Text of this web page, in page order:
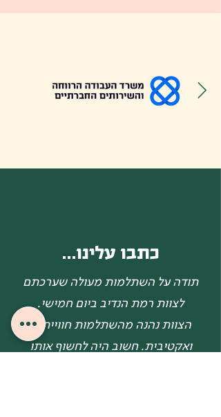
כתבו עלינו...
תודה על השתלמות מעולה שערכתם
לצוות רמת הנדיב ביום חמישי.
הצוות נהנה מהשתלמות חווייתית
ואקטיבית. חשוב היה לחשוף אותו